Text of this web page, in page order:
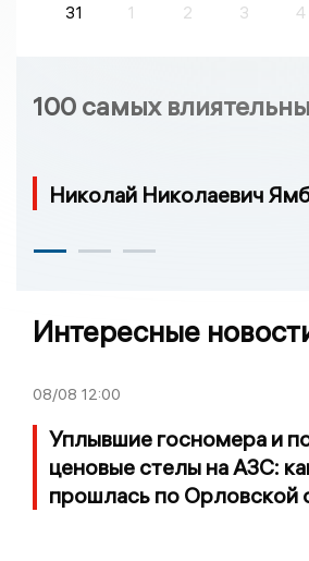
31
1 2 3 4
100 самых
Николай Николаевич
Интересные
08/08 12:00
Уплывшие госномера и
ценовые стелы на АЗС:
прошлась по Орловской